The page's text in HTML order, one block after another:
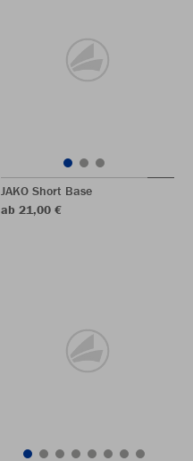
JAKO Short Base
ab 21,00 €